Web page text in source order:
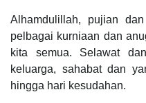
Alhamdulillah, pujian
pelbagai kurniaan dan
kita semua. Selawat
keluarga, sahabat dan
hingga hari kesudahan.